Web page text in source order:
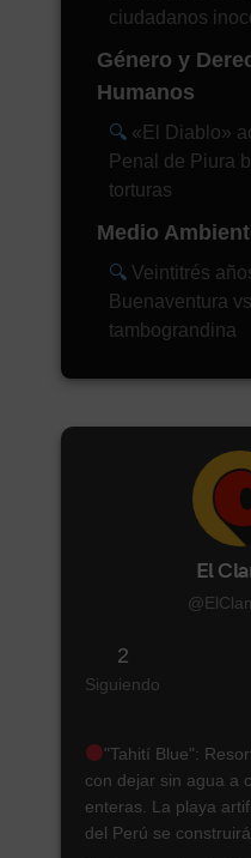
ciudadanos
Género y
Humanos
«El Diablo»
Penal de Piura
torturas
Medio
Veintitrés
Buenaventura
tambograndina
El
2
Siguiendo
"Tahití Blue":
con dejar sin agua a
enteras. La playa
del Perú se